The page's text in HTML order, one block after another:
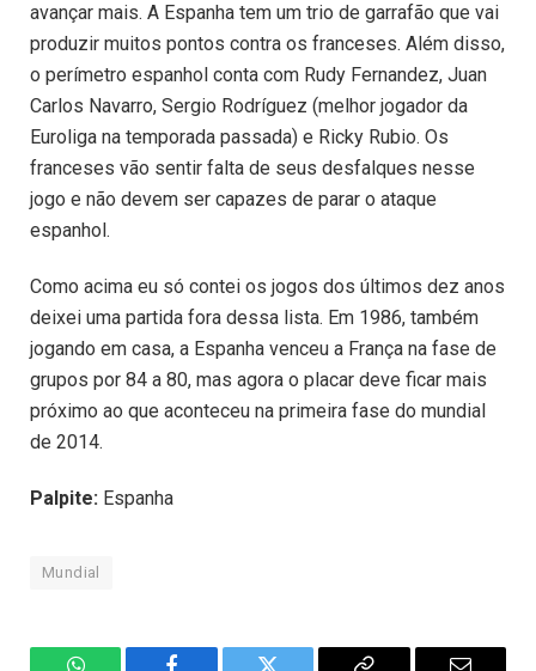
avançar mais. A Espanha tem um trio de garrafão que vai
produzir muitos pontos contra os franceses. Além disso,
o perímetro espanhol conta com Rudy Fernandez, Juan
Carlos Navarro, Sergio Rodríguez (melhor jogador da
Euroliga na temporada passada) e Ricky Rubio. Os
franceses vão sentir falta de seus desfalques nesse
jogo e não devem ser capazes de parar o ataque
espanhol.
Como acima eu só contei os jogos dos últimos dez anos
deixei uma partida fora dessa lista. Em 1986, também
jogando em casa, a Espanha venceu a França na fase de
grupos por 84 a 80, mas agora o placar deve ficar mais
próximo ao que aconteceu na primeira fase do mundial
de 2014.
Palpite: Espanha
Mundial